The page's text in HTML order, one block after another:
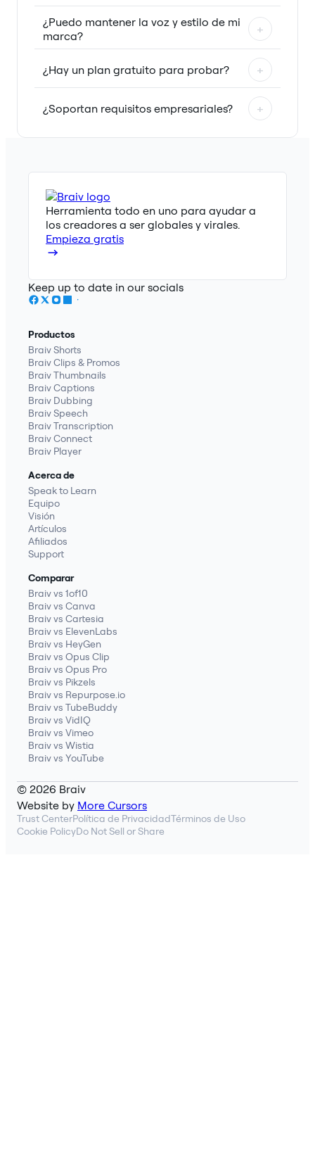
¿Puedo mantener la voz y estilo de mi
marca?
+
¿Hay un plan gratuito para probar? +
¿Soportan requisitos empresariales? +
Herramienta todo en uno para ayudar a
los creadores a ser globales y virales.
Empieza gratis
Keep up to date in our socials
Productos
Braiv Shorts
Braiv Clips & Promos
Braiv Thumbnails
Braiv Captions
Braiv Dubbing
Braiv Speech
Braiv Transcription
Braiv Connect
Braiv Player
Acerca de
Speak to Learn
Equipo
Visión
Artículos
Afiliados
Support
Comparar
Braiv vs 1of10
Braiv vs Canva
Braiv vs Cartesia
Braiv vs ElevenLabs
Braiv vs HeyGen
Braiv vs Opus Clip
Braiv vs Opus Pro
Braiv vs Pikzels
Braiv vs Repurpose.io
Braiv vs TubeBuddy
Braiv vs VidIQ
Braiv vs Vimeo
Braiv vs Wistia
Braiv vs YouTube
© 2026 Braiv
Website by More Cursors
Trust CenterPolítica de PrivacidadTérminos de Uso
Cookie PolicyDo Not Sell or Share